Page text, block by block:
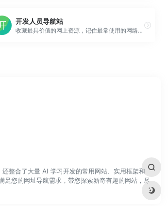
开发人员导航站
收藏最具价值的网上资源，记住最常使用的网络工具，保存最常访问的网页地址
整合了大量 AI 学习开发的常用网站、实用框架和
足您的网址导航需求，带您探索新奇有趣的网站，尽